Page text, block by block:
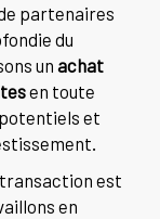
partenaires
du
un achat
en toute
et
est
en